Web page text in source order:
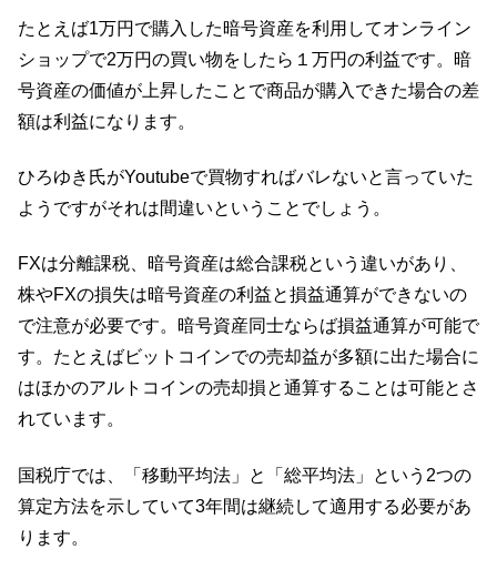
たとえば1万円で購入した暗号資産を利用してオンライン
ショップで2万円の買い物をしたら１万円の利益です。暗
号資産の価値が上昇したことで商品が購入できた場合の差
額は利益になります。
ひろゆき氏がYoutubeで買物すればバレないと言っていた
ようですがそれは間違いということでしょう。
FXは分離課税、暗号資産は総合課税という違いがあり、
株やFXの損失は暗号資産の利益と損益通算ができないの
で注意が必要です。暗号資産同士ならば損益通算が可能で
す。たとえばビットコインでの売却益が多額に出た場合に
はほかのアルトコインの売却損と通算することは可能とさ
れています。
国税庁では、「移動平均法」と「総平均法」という2つの
算定方法を示していて3年間は継続して適用する必要があ
ります。